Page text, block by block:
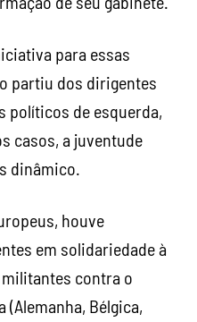
para essas
partiu dos dirigentes
políticos de esquerda,
casos, a juventude
dinâmico.
houve
em solidariedade à
contra o
(Alemanha, Bélgica,